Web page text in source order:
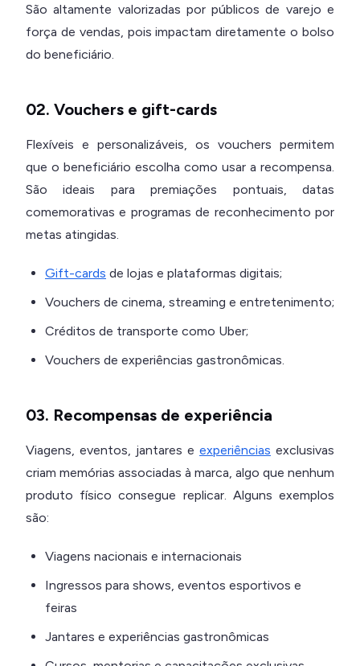
São altamente valorizadas por públicos de varejo e
força de vendas, pois impactam diretamente o bolso
do beneficiário.
02. Vouchers e gift-cards
Flexíveis e personalizáveis, os vouchers permitem
que o beneficiário escolha como usar a recompensa.
São ideais para premiações pontuais, datas
comemorativas e programas de reconhecimento por
metas atingidas.
Gift-cards de lojas e plataformas digitais;
Vouchers de cinema, streaming e entretenimento;
Créditos de transporte como Uber;
Vouchers de experiências gastronômicas.
03. Recompensas de experiência
Viagens, eventos, jantares e experiências exclusivas
criam memórias associadas à marca, algo que nenhum
produto físico consegue replicar. Alguns exemplos
são:
Viagens nacionais e internacionais
Ingressos para shows, eventos esportivos e
feiras
Jantares e experiências gastronômicas